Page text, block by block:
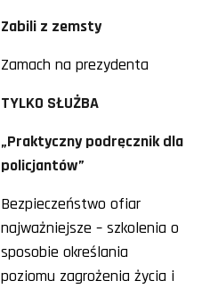
Zabili z zemsty
Zamach na prezydenta
TYLKO SŁUŻBA
„Praktyczny podręcznik dla
policjantów”
Bezpieczeństwo ofiar
najważniejsze – szkolenia o
sposobie określania
poziomu zagrożenia życia i